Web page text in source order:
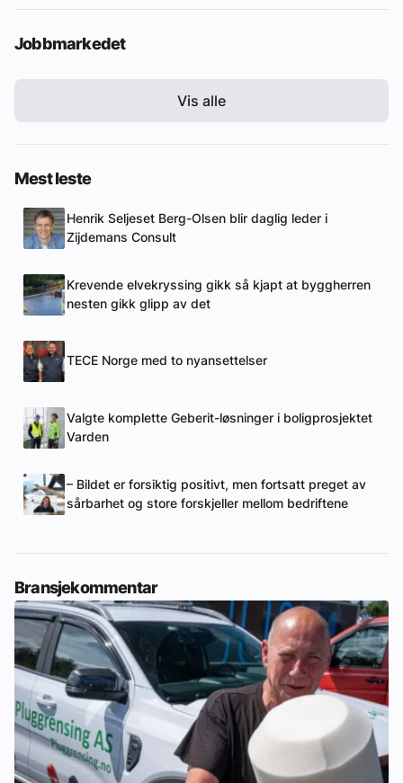
Jobbmarkedet
Vis alle
Mest leste
Henrik Seljeset Berg-Olsen blir daglig leder i
Zijdemans Consult
Krevende elvekryssing gikk så kjapt at byggherren
nesten gikk glipp av det
TECE Norge med to nyansettelser
Valgte komplette Geberit-løsninger i boligprosjektet
Varden
– Bildet er forsiktig positivt, men fortsatt preget av
sårbarhet og store forskjeller mellom bedriftene
Bransjekommentar